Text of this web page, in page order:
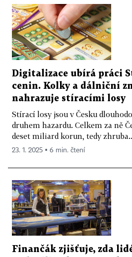
Digitalizace ubírá práci
cenin. Kolky a dálniční
nahrazuje stíracími losy
Stírací losy jsou v Česku
druhem hazardu. Celkem za ně
deset miliard korun, tedy
23. 1. 2025 ▪ 6 min. čtení
Finančák zjišťuje, zda